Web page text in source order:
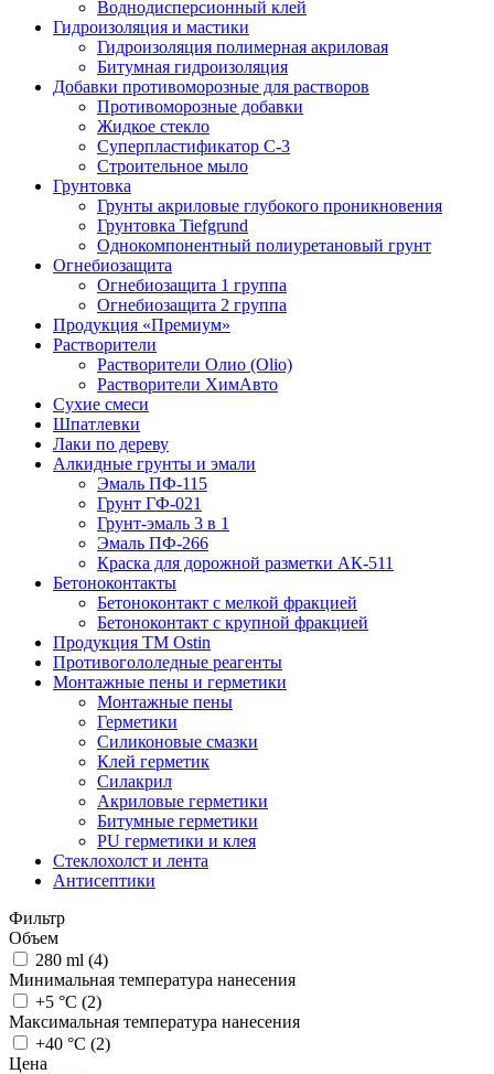
Воднодисперсионный клей
Гидроизоляция и мастики
Гидроизоляция полимерная акриловая
Битумная гидроизоляция
Добавки противоморозные для растворов
Противоморозные добавки
Жидкое стекло
Суперпластификатор С-3
Строительное мыло
Грунтовка
Грунты акриловые глубокого проникновения
Грунтовка Tiefgrund
Однокомпонентный полиуретановый грунт
Огнебиозащита
Огнебиозащита 1 группа
Огнебиозащита 2 группа
Продукция «Премиум»
Растворители
Растворители Олио (Olio)
Растворители ХимАвто
Сухие смеси
Шпатлевки
Лаки по дереву
Алкидные грунты и эмали
Эмаль ПФ-115
Грунт ГФ-021
Грунт-эмаль 3 в 1
Эмаль ПФ-266
Краска для дорожной разметки АК-511
Бетоноконтакты
Бетоноконтакт с мелкой фракцией
Бетоноконтакт с крупной фракцией
Продукция ТМ Ostin
Противогололедные реагенты
Монтажные пены и герметики
Монтажные пены
Герметики
Силиконовые смазки
Клей герметик
Силакрил
Акриловые герметики
Битумные герметики
PU герметики и клея
Стеклохолст и лента
Антисептики
Фильтр
Объем
280 ml (4)
Минимальная температура нанесения
+5 °С (2)
Максимальная температура нанесения
+40 °С (2)
Цена